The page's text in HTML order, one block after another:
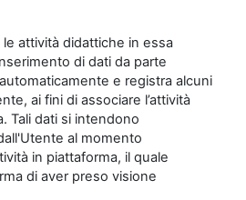
attività didattiche in essa
di dati da parte
e registra alcuni
ai fini di associare l’attività
Tali dati si intendono
al momento
in piattaforma, il quale
di aver preso visione